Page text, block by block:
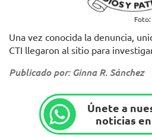
Una vez conocida la denuncia,
CTI llegaron al sitio para
Publicado por: Ginna R. Sánchez
Únete a
noticias